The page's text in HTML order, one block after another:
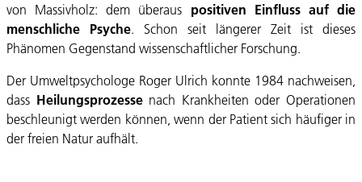
von Massivholz: dem überaus positiven Einfluss auf die
menschliche Psyche. Schon seit längerer Zeit ist dieses
Phänomen Gegenstand wissenschaftlicher Forschung.
Der Umweltpsychologe Roger Ulrich konnte 1984 nachweisen,
dass Heilungsprozessenach Krankheiten oder Operationen
beschleunigt werden können, wenn der Patient sich häufiger in
der freien Natur aufhält.